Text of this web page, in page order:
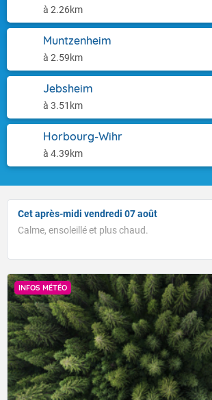
à 2.26km
Muntzenheim
à 2.59km
Jebsheim
à 3.51km
Horbourg-Wihr
à 4.39km
Cet après-midi vendredi 07 août
Calme, ensoleillé et plus chaud.
INFOS MÉTÉO